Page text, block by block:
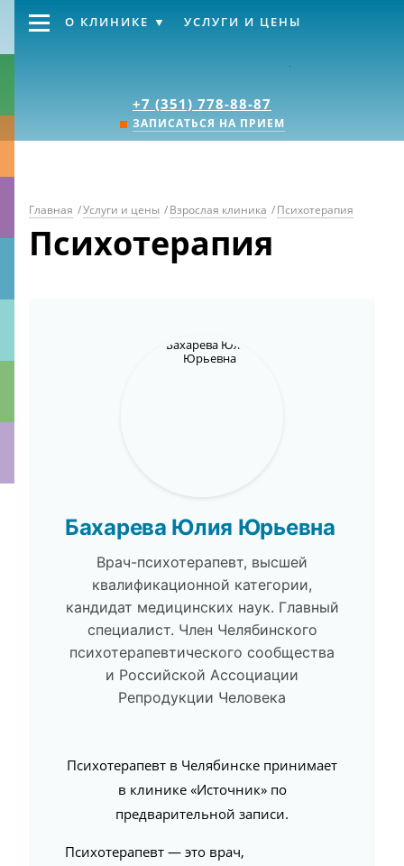
+7 (351) 778-88-87
ЗАПИСАТЬСЯ НА ПРИЕМ
О КЛИНИКЕ УСЛУГИ И ЦЕНЫ
Главная /Услуги и цены /Взрослая клиника /Психотерапия
Психотерапия
Бахарева Юлия Юрьевна
Врач-психотерапевт, высшей
квалификационной категории,
кандидат медицинских наук. Главный
специалист. Член Челябинского
психотерапевтического сообщества
и Российской Ассоциации
Репродукции Человека
Психотерапевт в Челябинске принимает
в клинике «Источник» по
предварительной записи.
Психотерапевт — это врач,